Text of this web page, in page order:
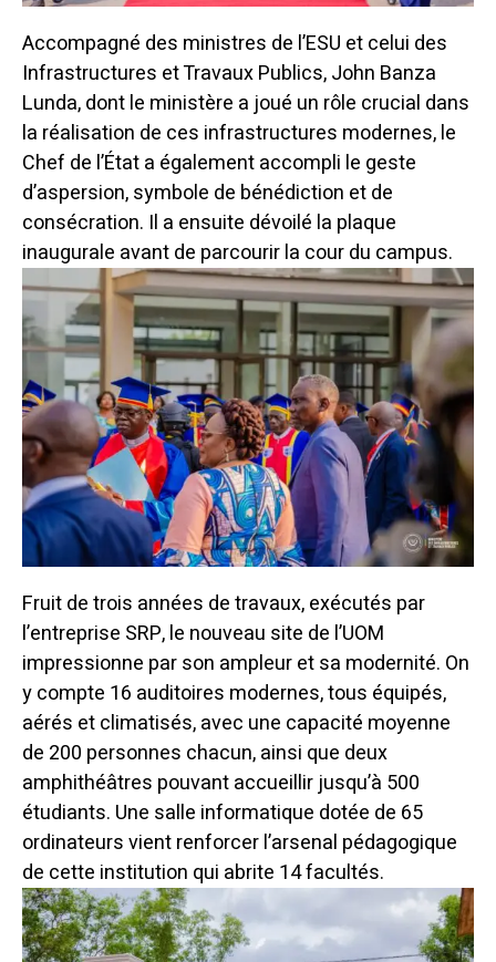
Accompagné des ministres de l’ESU et celui des
Infrastructures et Travaux Publics, John Banza
Lunda, dont le ministère a joué un rôle crucial dans
la réalisation de ces infrastructures modernes, le
Chef de l’État a également accompli le geste
d’aspersion, symbole de bénédiction et de
consécration. Il a ensuite dévoilé la plaque
inaugurale avant de parcourir la cour du campus.
Fruit de trois années de travaux, exécutés par
l’entreprise SRP, le nouveau site de l’UOM
impressionne par son ampleur et sa modernité. On
y compte 16 auditoires modernes, tous équipés,
aérés et climatisés, avec une capacité moyenne
de 200 personnes chacun, ainsi que deux
amphithéâtres pouvant accueillir jusqu’à 500
étudiants. Une salle informatique dotée de 65
ordinateurs vient renforcer l’arsenal pédagogique
de cette institution qui abrite 14 facultés.